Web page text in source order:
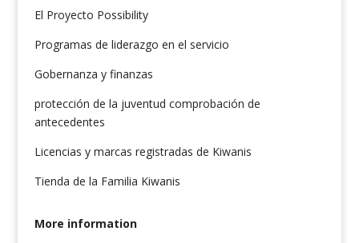
El Proyecto Possibility
Programas de liderazgo en el servicio
Gobernanza y finanzas
protección de la juventud comprobación de
antecedentes
Licencias y marcas registradas de Kiwanis
Tienda de la Familia Kiwanis
More information